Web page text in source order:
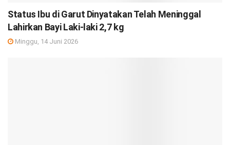
Status Ibu di Garut Dinyatakan Telah Meninggal
Lahirkan Bayi Laki-laki 2,7 kg
Minggu, 14 Juni 2026